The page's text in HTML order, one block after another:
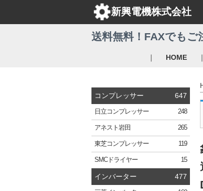
新興電機株式会社
｜ HOME ｜
コンプレッサー 647
日立コンプレッサー 248
アネスト岩田 265
東芝コンプレッサー 119
SMCドライヤー 15
インバーター 477
送料無料！FAXでもご